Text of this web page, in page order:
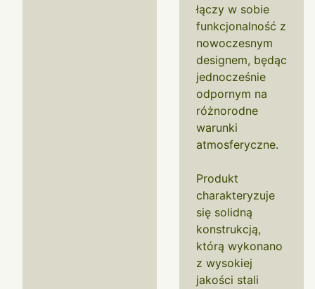
łączy w sobie
funkcjonalność z
nowoczesnym
designem, będąc
jednocześnie
odpornym na
różnorodne
warunki
atmosferyczne.
Produkt
charakteryzuje
się solidną
konstrukcją,
którą wykonano
z wysokiej
jakości stali